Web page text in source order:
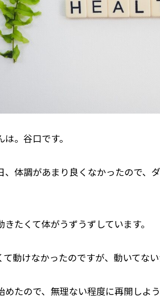
は。谷口です。
、体調があまり良くなかったので、
きたくて体がうずうずしています。
て動けなかったのですが、動いてな
めたので、無理ない程度に再開しよ